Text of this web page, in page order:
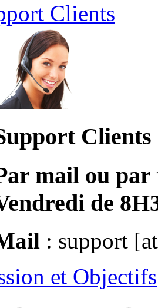
Clients
Clients
mail ou par
de
: support
et Objectifs